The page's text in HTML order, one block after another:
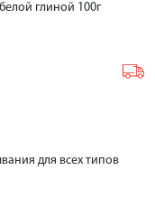
глиной 100г
для всех типов